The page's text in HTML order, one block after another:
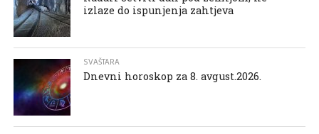
izlaze do ispunjenja zahtjeva
SVAŠTARA
Dnevni horoskop za 8. avgust.2026.